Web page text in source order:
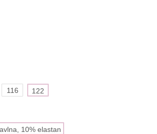
116 122
10% elastan